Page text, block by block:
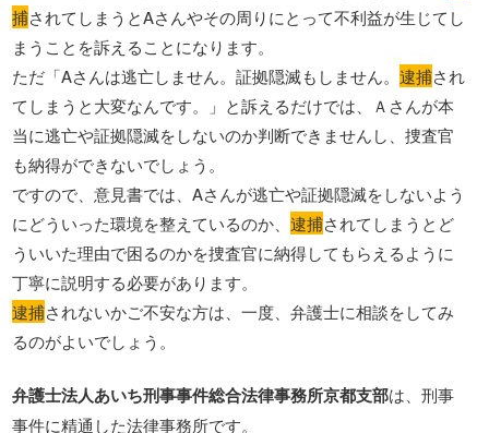
捕されてしまうとAさんやその周りにとって不利益が生じてし
まうことを訴えることになります。
ただ「Aさんは逃亡しません。証拠隠滅もしません。逮捕され
てしまうと大変なんです。」と訴えるだけでは、Ａさんが本
当に逃亡や証拠隠滅をしないのか判断できませんし、捜査官
も納得ができないでしょう。
ですので、意見書では、Aさんが逃亡や証拠隠滅をしないよう
にどういった環境を整えているのか、逮捕されてしまうとど
ういいた理由で困るのかを捜査官に納得してもらえるように
丁寧に説明する必要があります。
逮捕されないかご不安な方は、一度、弁護士に相談をしてみ
るのがよいでしょう。
弁護士法人あいち刑事事件総合法律事務所京都支部は、刑事
事件に精通した法律事務所です。